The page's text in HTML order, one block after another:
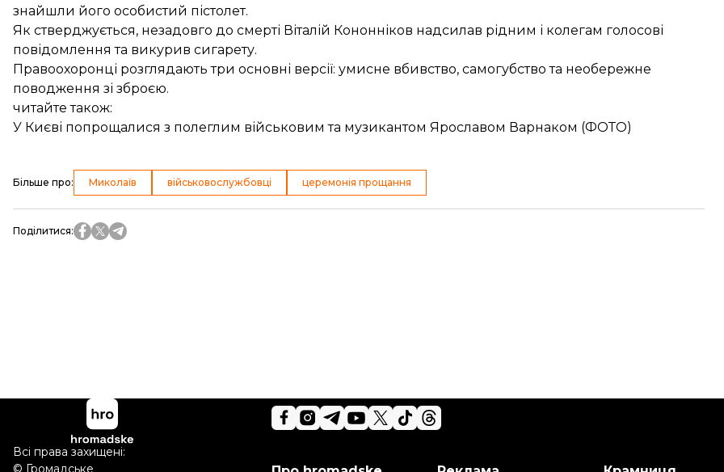
знайшли його особистий пістолет.
Як стверджується, незадовго до смерті Віталій Кононніков надсилав рідним і колегам голосові
повідомлення та викурив сигарету.
Правоохоронці розглядають три основні версії: умисне вбивство, самогубство та необережне
поводження зі зброєю.
читайте також:
У Києві попрощалися з полеглим військовим та музикантом Ярославом Варнаком (ФОТО)
Більше про: Миколаїв військовослужбовці церемонія прощання
Поділитися:
Всі права захищені: